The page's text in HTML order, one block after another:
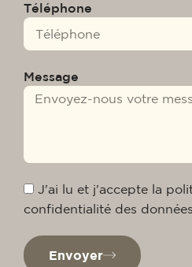
Téléphone
Message
J'ai lu et j'accepte la
confidentialité des données.
Envoyer